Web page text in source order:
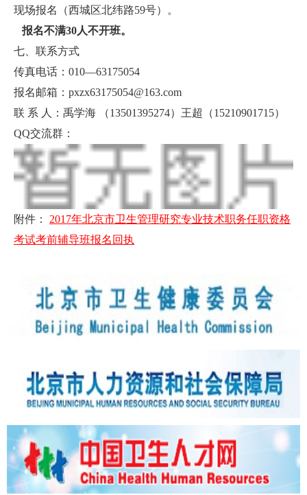
现场报名（西城区北纬路59号）。
报名不满30人不开班。
七、联系方式
传真电话：010—63175054
报名邮箱：pxzx63175054@163.com
联 系 人：禹学海 （13501395274）王超（15210901715）
QQ交流群：
附件： 2017年北京市卫生管理研究专业技术职务任职资格
考试考前辅导班报名回执